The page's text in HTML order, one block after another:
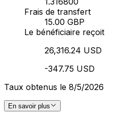
Frais de transfert
15.00 GBP
Le bénéficiaire reçoit
26,316.24 USD
-347.75 USD
Taux obtenus le 8/5/2026
En savoir plus